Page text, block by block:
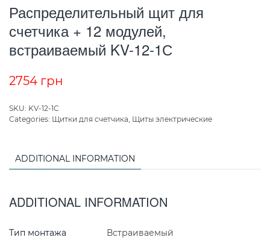
Распределительный щит для
счетчика + 12 модулей,
встраиваемый KV-12-1С
2754 грн
SKU: KV-12-1C
Categories: Щитки для счетчика Щиты электрические
ADDITIONAL INFORMATION
ADDITIONAL INFORMATION
Тип монтажа
Встраиваемый